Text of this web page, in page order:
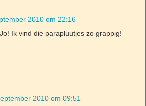
2010 om 22:16
Ik vind die parapluutjes zo grappig!
2010 om 09:51